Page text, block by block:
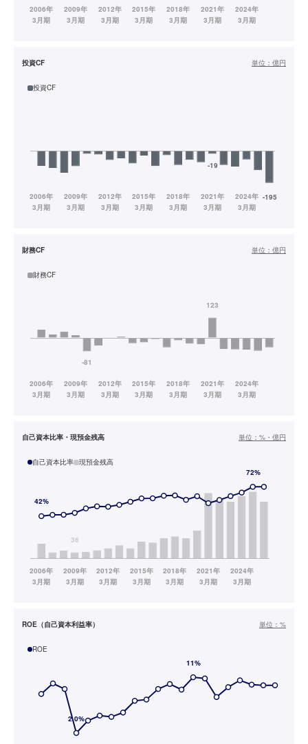
投資CF 単位： 億円
投資CF
財務CF 単位： 億円
財務CF
自己資本比率・現預金残高 単位： %・億円
自己資本比率 現預金残高
ROE（自己資本利益率） 単位： %
ROE